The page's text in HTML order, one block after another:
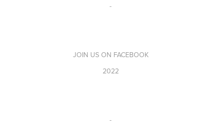
-
JOIN US ON FACEBOOK
2022
-